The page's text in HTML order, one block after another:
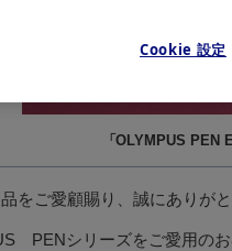
「OLYMPUS PEN
をご愛顧賜り、誠にありがと
PENシリーズをご愛用の
Cookie 設定